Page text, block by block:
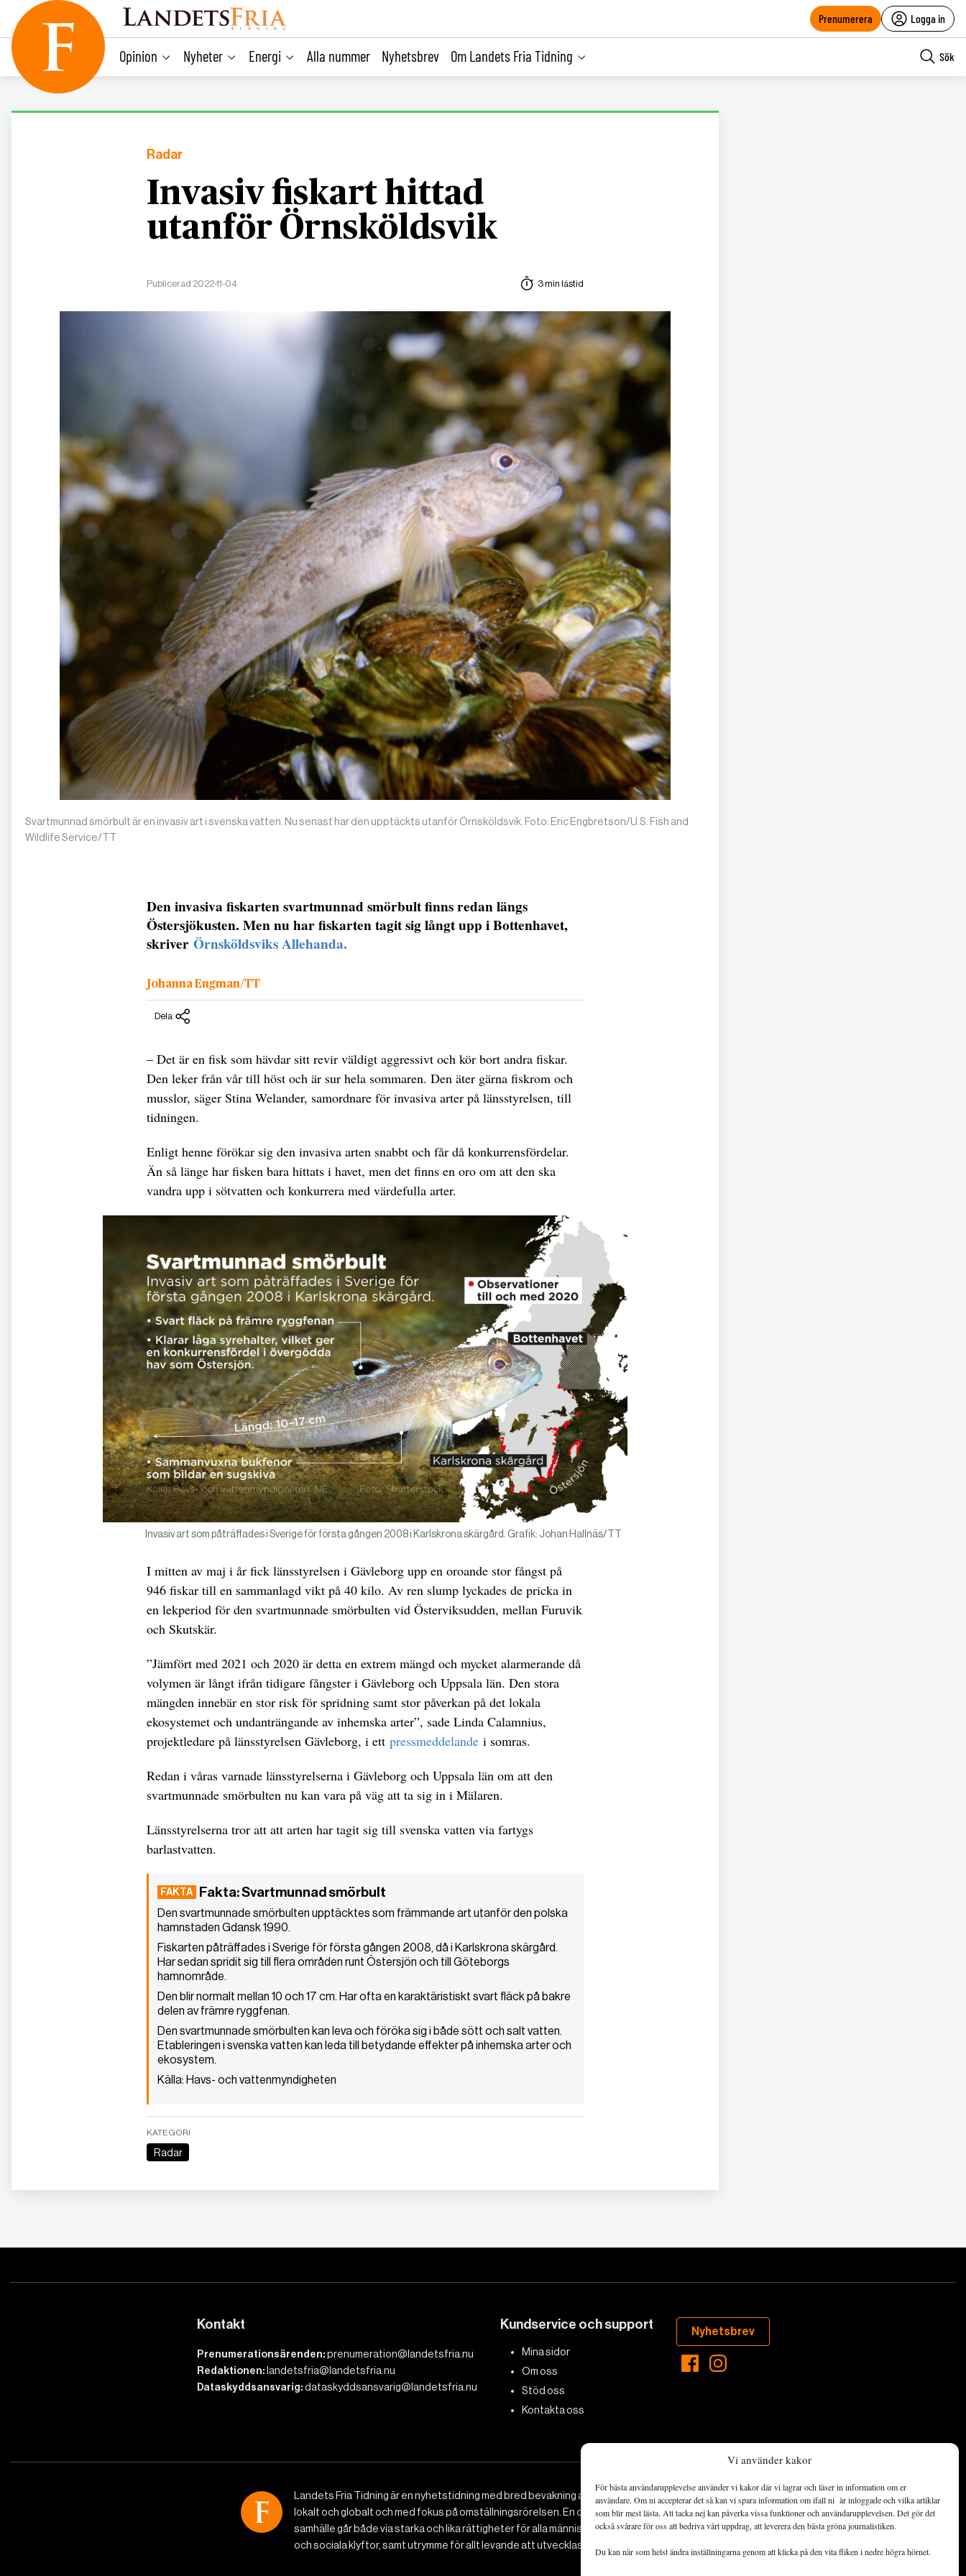
Vi använder kakor
För bästa användarupplevelse använder vi kakor där vi lagrar och läser in information om er
användare. Om ni accepterar det så kan vi spara information om ifall ni är inloggade och vilka artiklar
som blir mest lästa. Att tacka nej kan påverka vissa funktioner och användarupplevelsen. Det gör det
också svårare för oss att bedriva vårt uppdrag, att leverera den bästa gröna journalistiken.
Du kan när som helst ändra inställningarna genom att klicka på den vita fliken i nedre högra hörnet.
content
Prenumerera Logga in
Opinion Nyheter Energi Alla nummer Nyhetsbrev Om Landets Fria Tidning Sök
Radar
Invasiv fiskart hittad
utanför Örnsköldsvik
Publicerad 2022-11-04 3 min lästid
Svartmunnad smörbult är en invasiv art i svenska vatten. Nu senast har den upptäckts utanför Örnsköldsvik. Foto: Eric Engbretson/U.S. Fish and
Wildlife Service/TT
Den invasiva fiskarten svartmunnad smörbult finns redan längs
Östersjökusten. Men nu har fiskarten tagit sig långt upp i Bottenhavet,
skriver Örnsköldsviks Allehanda.
Johanna Engman/TT
Dela
– Det är en fisk som hävdar sitt revir väldigt aggressivt och kör bort andra fiskar.
Den leker från vår till höst och är sur hela sommaren. Den äter gärna fiskrom och
musslor, säger Stina Welander, samordnare för invasiva arter på länsstyrelsen, till
tidningen.
Enligt henne förökar sig den invasiva arten snabbt och får då konkurrensfördelar.
Än så länge har fisken bara hittats i havet, men det finns en oro om att den ska
vandra upp i sötvatten och konkurrera med värdefulla arter.
Invasiv art som påträffades i Sverige för första gången 2008 i Karlskrona skärgård. Grafik: Johan Hallnäs/TT
I mitten av maj i år fick länsstyrelsen i Gävleborg upp en oroande stor fångst på
946 fiskar till en sammanlagd vikt på 40 kilo. Av ren slump lyckades de pricka in
en lekperiod för den svartmunnade smörbulten vid Österviksudden, mellan Furuvik
och Skutskär.
”Jämfört med 2021 och 2020 är detta en extrem mängd och mycket alarmerande då
volymen är långt ifrån tidigare fångster i Gävleborg och Uppsala län. Den stora
mängden innebär en stor risk för spridning samt stor påverkan på det lokala
ekosystemet och undanträngande av inhemska arter”, sade Linda Calamnius,
projektledare på länsstyrelsen Gävleborg, i ett pressmeddelande i somras.
Redan i våras varnade länsstyrelserna i Gävleborg och Uppsala län om att den
svartmunnade smörbulten nu kan vara på väg att ta sig in i Mälaren.
Länsstyrelserna tror att att arten har tagit sig till svenska vatten via fartygs
barlastvatten.
Fakta: Svartmunnad smörbult
Den svartmunnade smörbulten upptäcktes som främmande art utanför den polska
hamnstaden Gdansk 1990.
Fiskarten påträffades i Sverige för första gången 2008, då i Karlskrona skärgård.
Har sedan spridit sig till flera områden runt Östersjön och till Göteborgs
hamnområde.
Den blir normalt mellan 10 och 17 cm. Har ofta en karaktäristiskt svart fläck på bakre
delen av främre ryggfenan.
Den svartmunnade smörbulten kan leva och föröka sig i både sött och salt vatten.
Etableringen i svenska vatten kan leda till betydande effekter på inhemska arter och
ekosystem.
Källa: Havs- och vattenmyndigheten
KATEGORI
Radar
Kontakt
Prenumerationsärenden:prenumeration@landetsfria.nu
Redaktionen: landetsfria@landetsfria.nu
Dataskyddsansvarig:dataskyddsansvarig@landetsfria.nu
Kundservice och support
Mina sidor
Om oss
Stöd oss
Kontakta oss
Nyhetsbrev
Landets Fria Tidning är en nyhetstidning med bred bevakning av det viktigaste som händer
lokalt och globalt och med fokus på omställningsrörelsen. En omställning till ett hållbart
samhälle går både via starka och lika rättigheter för alla människor, minskade ekonomiska
och sociala klyftor, samt utrymme för allt levande att utvecklas och frodas.